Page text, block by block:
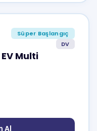
Süper Başlangıç
DV
Multi
Al